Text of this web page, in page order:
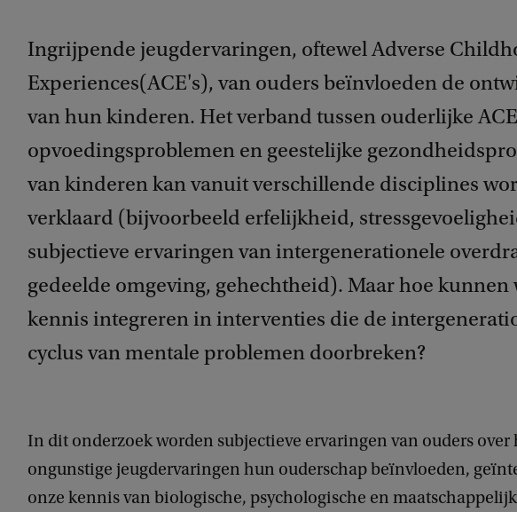
Ingrijpende jeugdervaringen, oftewel Adverse
Experiences(ACE's), van ouders beïnvloeden de
van hun kinderen. Het verband tussen ouderlijke
opvoedingsproblemen en geestelijke
van kinderen kan vanuit verschillende disciplines
verklaard (bijvoorbeeld erfelijkheid,
subjectieve ervaringen van intergenerationele
gedeelde omgeving, gehechtheid). Maar hoe kunnen
kennis integreren in interventies die de
cyclus van mentale problemen doorbreken?
In dit onderzoek worden subjectieve ervaringen van ouders over
ongunstige jeugdervaringen hun ouderschap beïnvloeden,
onze kennis van biologische, psychologische en